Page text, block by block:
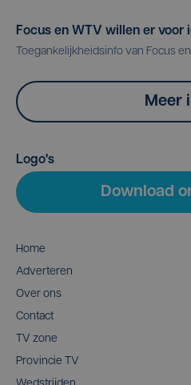
Focus en WTV willen er voor
Toegankelijkheidsinfo van Focus
Meer
Logo's
Download
Home
Adverteren
Over ons
Contact
TV zone
Provincie TV